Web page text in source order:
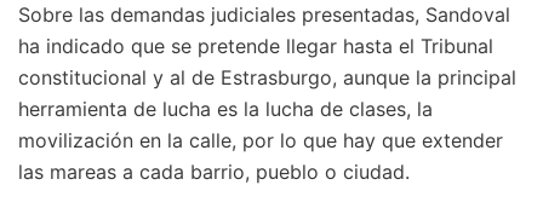
Sobre las demandas judiciales presentadas, Sandoval
ha indicado que se pretende llegar hasta el Tribunal
constitucional y al de Estrasburgo, aunque la principal
herramienta de lucha es la lucha de clases, la
movilización en la calle, por lo que hay que extender
las mareas a cada barrio, pueblo o ciudad.